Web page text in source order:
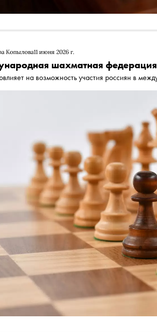
Копылова11 июня 2026 г.
шахматная федерация
на возможность участия россиян в